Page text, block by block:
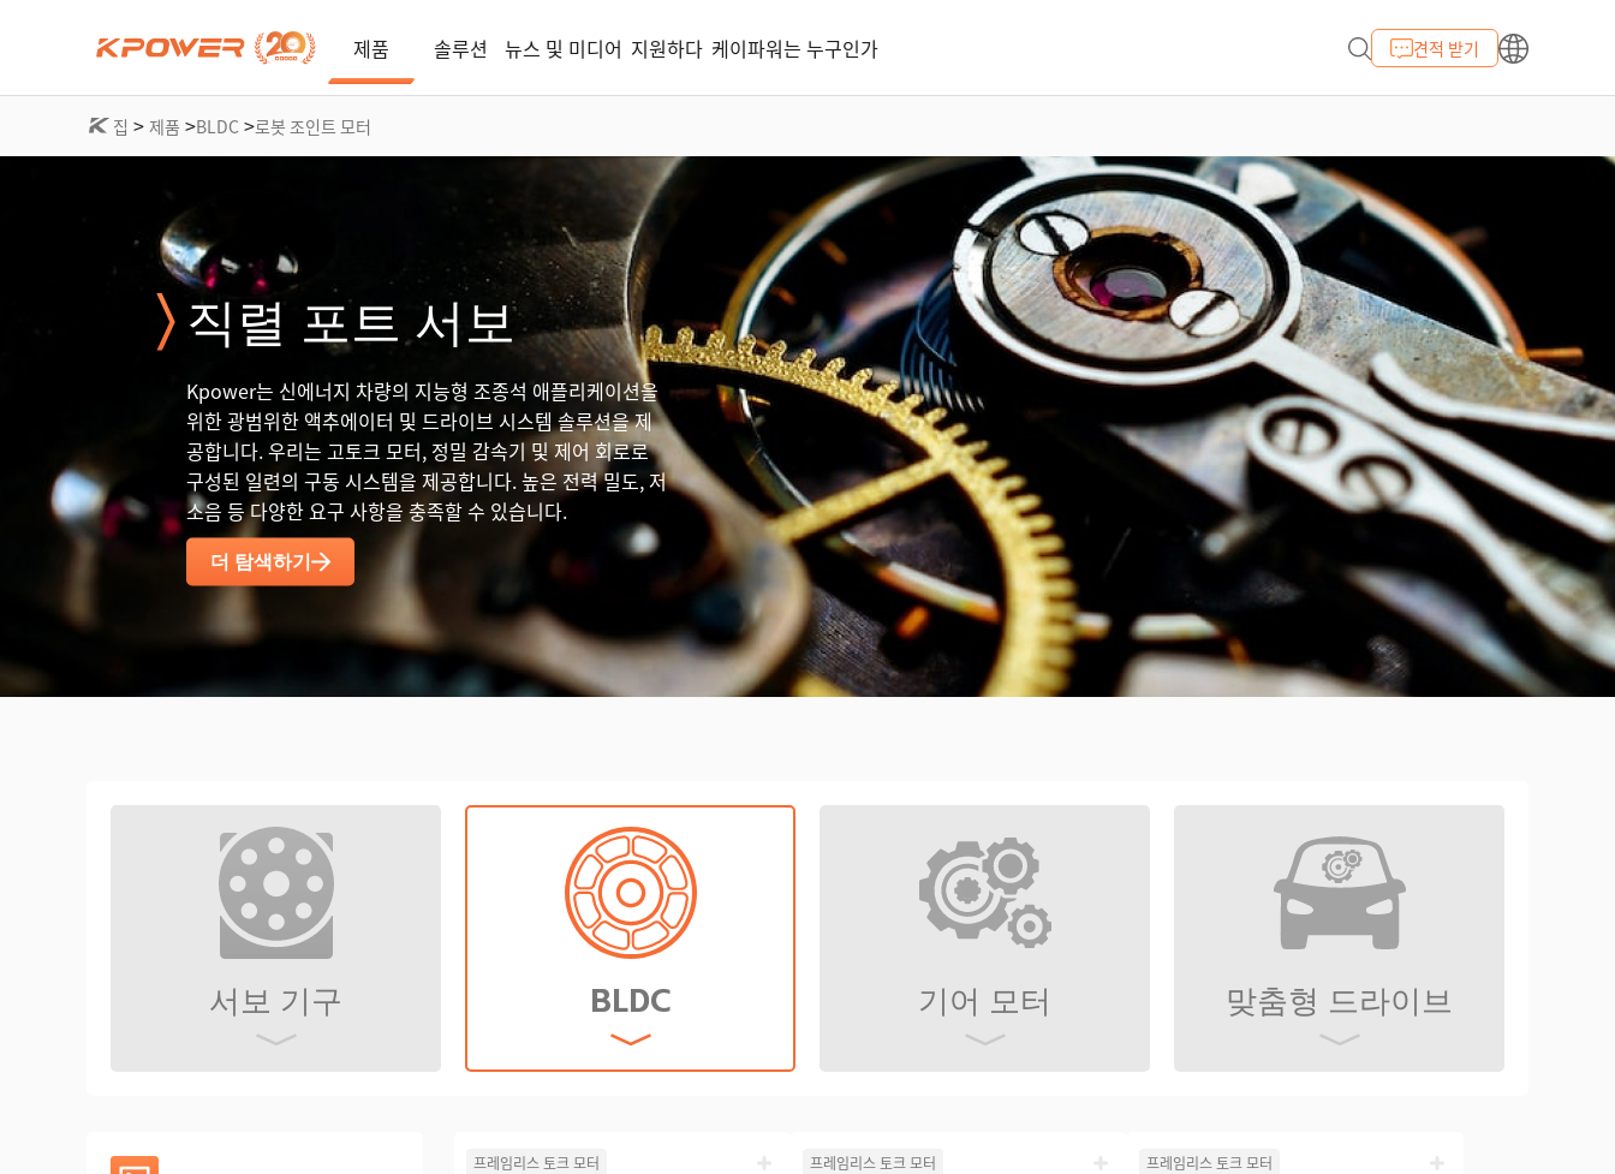
제품 솔루션 뉴스 및 미디어 지원하다 케이파워는 누구인가 견적 받기
집 > 제품 >BLDC >로봇 조인트 모터
직렬 포트 서보
Kpower는 신에너지 차량의 지능형 조종석 애플리케이션을
위한 광범위한 액추에이터 및 드라이브 시스템 솔루션을 제
공합니다. 우리는 고토크 모터, 정밀 감속기 및 제어 회로로
구성된 일련의 구동 시스템을 제공합니다. 높은 전력 밀도, 저
소음 등 다양한 요구 사항을 충족할 수 있습니다.
더 탐색하기
서보 기구 BLDC 기어 모터 맞춤형 드라이브
프레임리스 토크 모터 프레임리스 토크 모터 프레임리스 토크 모터